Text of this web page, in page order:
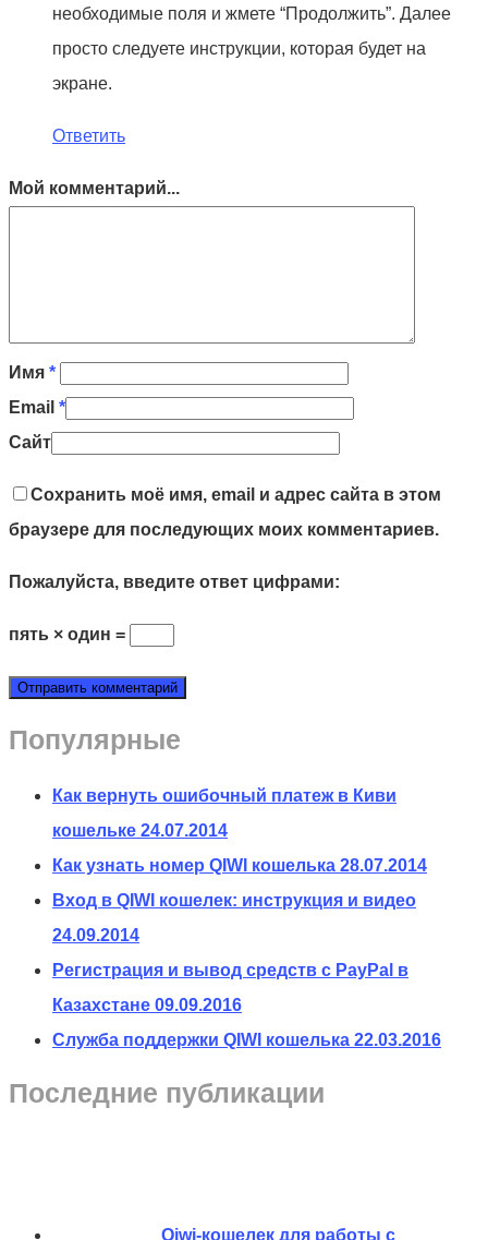
необходимые поля и жмете “Продолжить”. Далее
просто следуете инструкции, которая будет на
экране.
Ответить
Мой комментарий...
Имя *
Email *
Сайт
Сохранить моё имя, email и адрес сайта в этом
браузере для последующих моих комментариев.
Пожалуйста, введите ответ цифрами:
пять × один =
Популярные
Как вернуть ошибочный платеж в Киви
кошельке 24.07.2014
Как узнать номер QIWI кошелька 28.07.2014
Вход в QIWI кошелек: инструкция и видео
24.09.2014
Регистрация и вывод средств с PayPal в
Казахстане 09.09.2016
Служба поддержки QIWI кошелька 22.03.2016
Последние публикации
Qiwi-кошелек для работы с